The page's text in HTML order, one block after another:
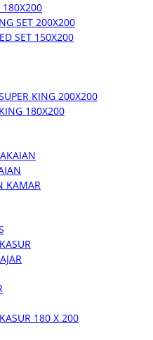
180X200
SET 200X200
SET 150X200
KING 200X200
180X200
KAMAR
180 X 200